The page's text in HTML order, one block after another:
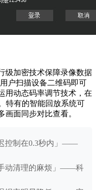
级加密技术保障录像数据
户扫描设备二维码即可
用动态码率调节技术，在
特有的智能回放系统可
面同步对比查看。
控制在0.3秒内」——
动清理的麻烦」——科